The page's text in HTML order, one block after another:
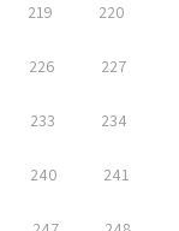
219 220
226 227
233 234
240 241